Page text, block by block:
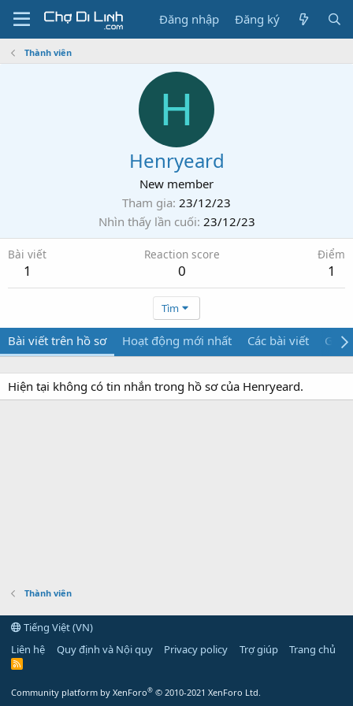
Đăng nhập Đăng ký
Thành viên
H
Henryeard
New member
Tham gia 23/12/23
Nhìn thấy lần cuối 23/12/23
Bài viết
1
Reaction score
0
Điểm
1
Tìm
Bài viết trên hồ sơ Hoạt động mới nhất Các bài viết Giới
Hiện tại không có tin nhắn trong hồ sơ của Henryeard.
Thành viên
Tiếng Việt (VN)
Liên hệ
Quy định và Nội quy Privacy policy Trợ giúp Trang chủ
R
Community platform by XenForo® © 2010-2021 XenForo Ltd.